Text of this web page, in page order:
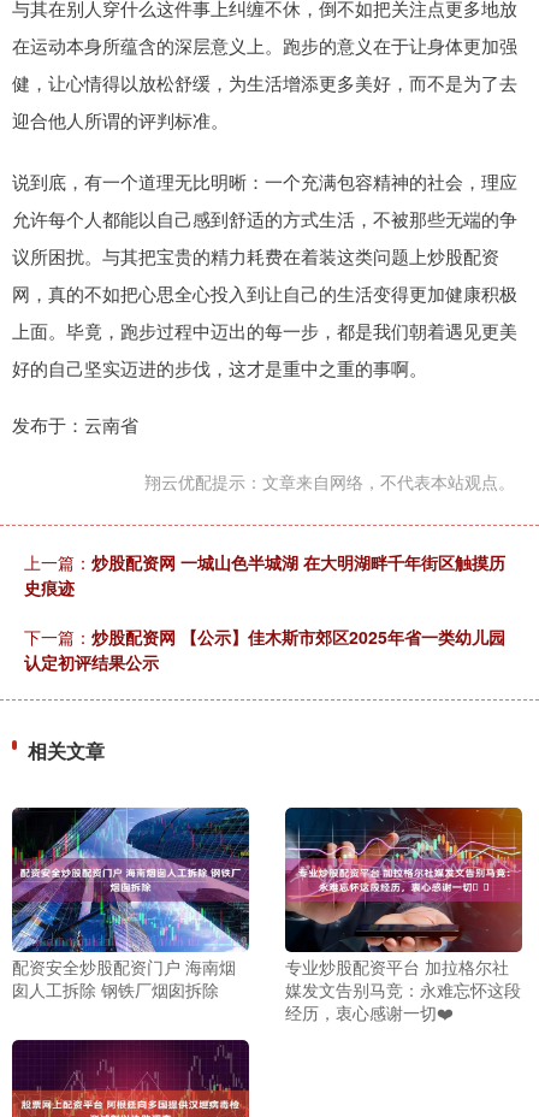
与其在别人穿什么这件事上纠缠不休，倒不如把关注点更多地放
在运动本身所蕴含的深层意义上。跑步的意义在于让身体更加强
健，让心情得以放松舒缓，为生活增添更多美好，而不是为了去
迎合他人所谓的评判标准。
说到底，有一个道理无比明晰：一个充满包容精神的社会，理应
允许每个人都能以自己感到舒适的方式生活，不被那些无端的争
议所困扰。与其把宝贵的精力耗费在着装这类问题上炒股配资
网，真的不如把心思全心投入到让自己的生活变得更加健康积极
上面。毕竟，跑步过程中迈出的每一步，都是我们朝着遇见更美
好的自己坚实迈进的步伐，这才是重中之重的事啊。
发布于：云南省
翔云优配提示：文章来自网络，不代表本站观点。
上一篇： 炒股配资网 一城山色半城湖 在大明湖畔千年街区触摸历
史痕迹
下一篇： 炒股配资网 【公示】佳木斯市郊区2025年省一类幼儿园
认定初评结果公示
相关文章
配资安全炒股配资门户 海南烟
囱人工拆除 钢铁厂烟囱拆除
专业炒股配资平台 加拉格尔社
媒发文告别马竞：永难忘怀这段
经历，衷心感谢一切❤️